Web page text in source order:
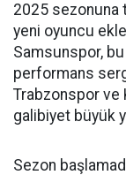
2025 sezonuna
yeni oyuncu
Samsunspor,
performans
Trabzonspor ve
galibiyet büyük
Sezon